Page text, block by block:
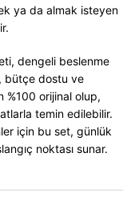
ya da almak isteyen
dengeli beslenme
bütçe dostu ve
%100 orijinal olup,
temin edilebilir.
için bu set, günlük
noktası sunar.